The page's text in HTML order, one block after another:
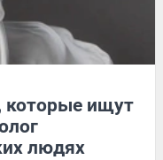
ищут
людях